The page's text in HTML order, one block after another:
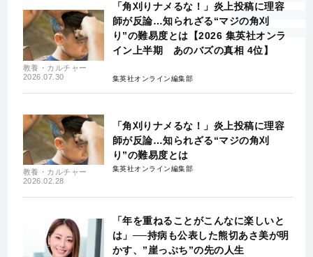
教養・カルチャー
2026.07.30
「角刈りナメるな！」炎上投稿に理容
師が反論…知られざる“マジの角刈
り”の難易度とは【2026 集英社オンラ
イン上半期 あのバズの真相 4位】
集英社オンライン編集部
教養・カルチャー
2026.02.28
「角刈りナメるな！」炎上投稿に理容
師が反論…知られざる“マジの角刈
り”の難易度とは
集英社オンライン編集部
「年を重ねることがこんなに楽しいと
は」──持病も公表した熊切あさ美が明
かす、”崖っぷち”の先の人生